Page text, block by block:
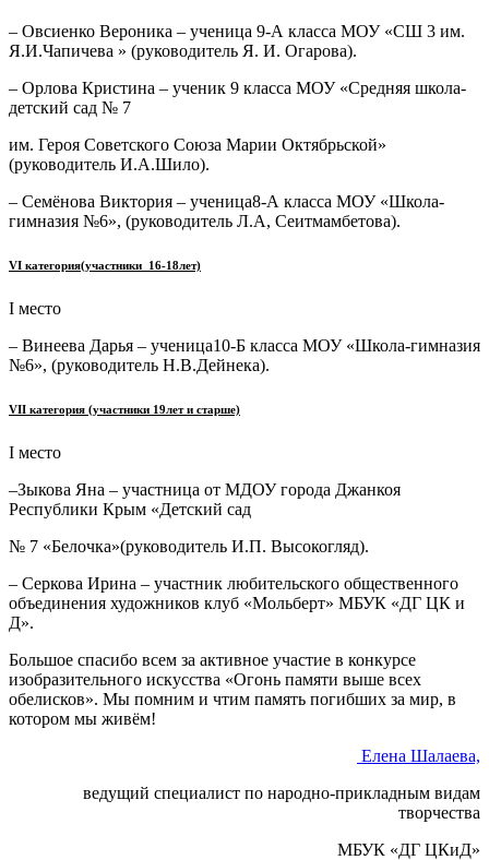
– Овсиенко Вероника – ученица 9-А класса МОУ «СШ 3 им.
Я.И.Чапичева » (руководитель Я. И. Огарова).
– Орлова Кристина – ученик 9 класса МОУ «Средняя школа-
детский сад № 7
им. Героя Советского Союза Марии Октябрьской»
(руководитель И.А.Шило).
– Семёнова Виктория – ученица8-А класса МОУ «Школа-
гимназия №6», (руководитель Л.А, Сеитмамбетова).
VI категория(участники 16-18лет)
I место
– Винеева Дарья – ученица10-Б класса МОУ «Школа-гимназия
№6», (руководитель Н.В.Дейнека).
VII категория (участники 19лет и старше)
I место
–Зыкова Яна – участница от МДОУ города Джанкоя
Республики Крым «Детский сад
№ 7 «Белочка»(руководитель И.П. Высокогляд).
– Серкова Ирина – участник любительского общественного
объединения художников клуб «Мольберт» МБУК «ДГ ЦК и
Д».
Большое спасибо всем за активное участие в конкурсе
изобразительного искусства «Огонь памяти выше всех
обелисков». Мы помним и чтим память погибших за мир, в
котором мы живём!
Елена Шалаева,
ведущий специалист по народно-прикладным видам
творчества
МБУК «ДГ ЦКиД»